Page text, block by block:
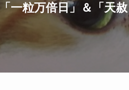
一粒万倍日」＆「天